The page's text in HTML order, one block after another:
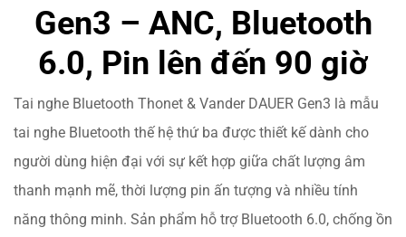
Gen3 – ANC, Bluetooth
6.0, Pin lên đến 90 giờ
Tai nghe Bluetooth Thonet & Vander DAUER Gen3 là mẫu
tai nghe Bluetooth thế hệ thứ ba được thiết kế dành cho
người dùng hiện đại với sự kết hợp giữa chất lượng âm
thanh mạnh mẽ, thời lượng pin ấn tượng và nhiều tính
năng thông minh. Sản phẩm hỗ trợ Bluetooth 6.0, chống ồn